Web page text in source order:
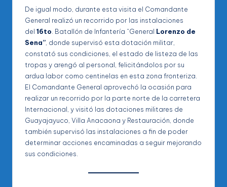
De igual modo, durante esta visita el Comandante
General realizó un recorrido por las instalaciones
del 16to . Batallón de Infantería “General Lorenzo de
Sena” , donde supervisó esta dotación militar,
constató sus condiciones, el estado de listeza de las
tropas y arengó al personal, felicitándolos por su
ardua labor como centinelas en esta zona fronteriza.
El Comandante General aprovechó la ocasión para
realizar un recorrido por la parte norte de la carretera
Internacional, y visitó las dotaciones militares de
Guayajayuco, Villa Anacaona y Restauración, donde
también supervisó las instalaciones a fin de poder
determinar acciones encaminadas a seguir mejorando
sus condiciones.